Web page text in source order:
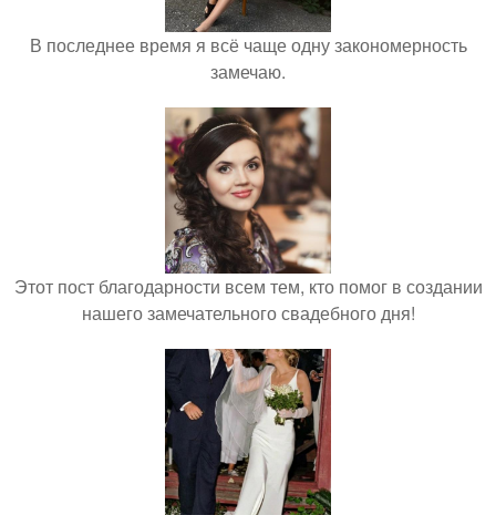
В последнее время я всё чаще одну закономерность
замечаю.
Этот пост благодарности всем тем, кто помог в создании
нашего замечательного свадебного дня!